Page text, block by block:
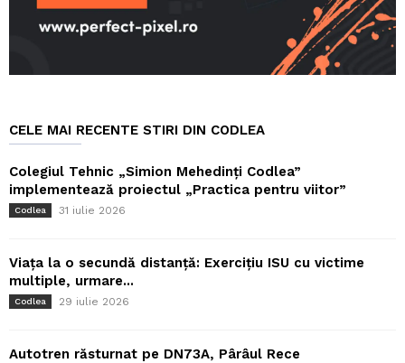
CELE MAI RECENTE STIRI DIN CODLEA
Colegiul Tehnic „Simion Mehedinți Codlea”
implementează proiectul „Practica pentru viitor”
Codlea 31 iulie 2026
Viața la o secundă distanță: Exercițiu ISU cu victime
multiple, urmare...
Codlea 29 iulie 2026
Autotren răsturnat pe DN73A, Pârâul Rece